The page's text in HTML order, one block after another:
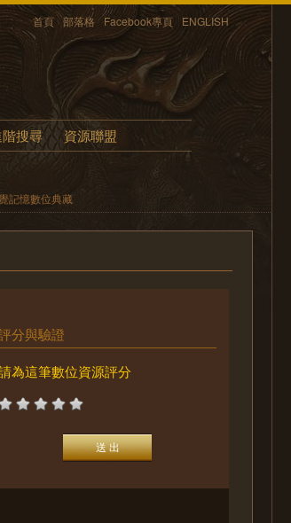
首頁 部落格 Facebook專頁 ENGLISH
搜尋 資源聯盟
記憶數位典藏
分與驗證
為這筆數位資源評分